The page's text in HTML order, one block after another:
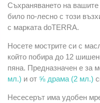
Съхраняването на
било по-лесно с този
с марката doTERRA.
Носете мострите си с
който побира до 12
пяна. Предназначен е за
мл.) и от ⅝ драма (2 мл.)
Несесерът има удобен